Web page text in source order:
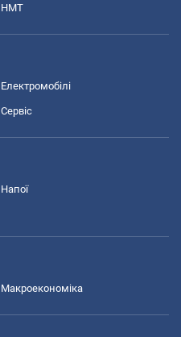
НМТ
Електромобілі
Сервіс
Напої
Макроекономіка